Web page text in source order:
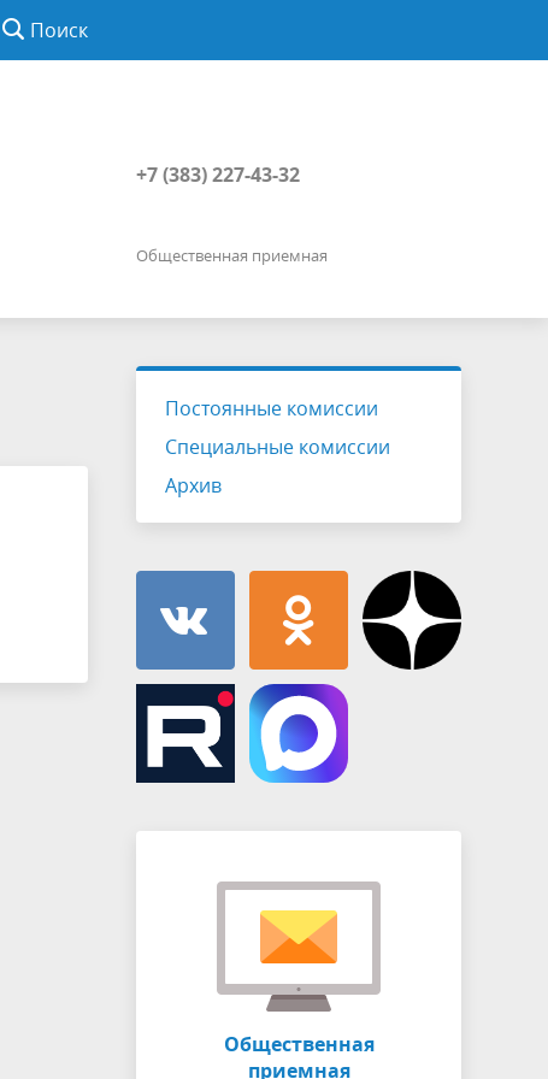
Поиск
+7 (383) 227-43-32
Общественная приемная
Постоянные комиссии
Специальные комиссии
Архив
Общественная
приемная